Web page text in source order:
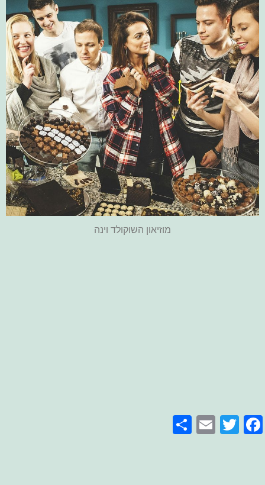
מוזיאון השוקולד וינה
Facebook
Twitter
Email